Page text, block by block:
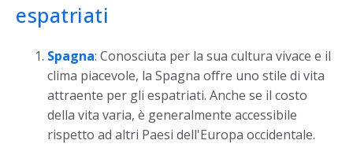
espatriati
Spagna: Conosciuta per la sua cultura vivace e il
clima piacevole, la Spagna offre uno stile di vita
attraente per gli espatriati. Anche se il costo
della vita varia, è generalmente accessibile
rispetto ad altri Paesi dell'Europa occidentale.